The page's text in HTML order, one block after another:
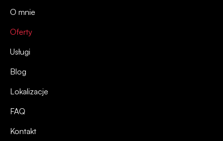
O mnie
Oferty
Usługi
Blog
Lokalizacje
FAQ
Kontakt